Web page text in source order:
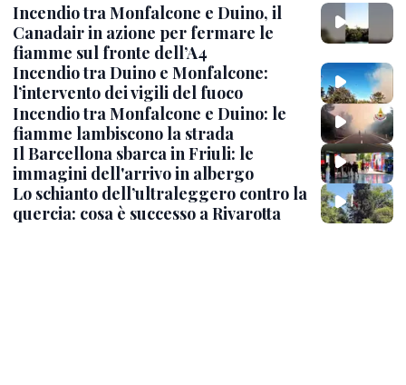
Incendio tra Monfalcone e Duino, il
Canadair in azione per fermare le
fiamme sul fronte dell’A4
Incendio tra Duino e Monfalcone:
l’intervento dei vigili del fuoco
Incendio tra Monfalcone e Duino: le
fiamme lambiscono la strada
Il Barcellona sbarca in Friuli: le
immagini dell'arrivo in albergo
Lo schianto dell’ultraleggero contro la
quercia: cosa è successo a Rivarotta